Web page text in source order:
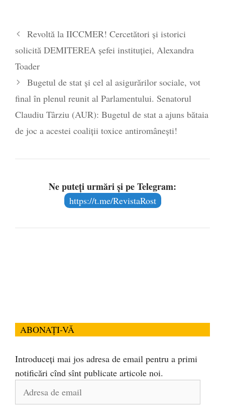
poetului Octavian Goga, înlăturat din Iași
- 16 aprilie 2026
Revoltă la IICCMER! Cercetători și istorici
solicită DEMITEREA șefei instituției, Alexandra
Toader
Bugetul de stat şi cel al asigurărilor sociale, vot
final în plenul reunit al Parlamentului. Senatorul
Claudiu Târziu (AUR): Bugetul de stat a ajuns bătaia
de joc a acestei coaliții toxice antiromânești!
Ne puteți urmări și pe Telegram:
https://t.me/RevistaRost
ABONAȚI-VĂ
Introduceți mai jos adresa de email pentru a primi
notificări cînd sînt publicate articole noi.
Adresa